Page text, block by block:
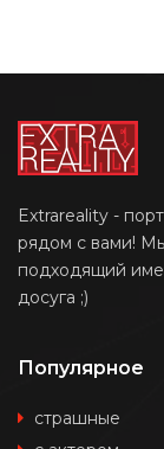
Extrareality -
рядом с вами!
подходящий
досуга ;)
Популярное
страшные